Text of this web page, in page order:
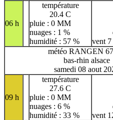
06 h
température
20.4 C
pluie : 0 MM
nuages : 1 %
humidité : 57 %
vent
météo RANGEN
bas-rhin alsace
samedi 08 aout
09 h
température
27.6 C
pluie : 0 MM
nuages : 6 %
humidité : 33 %
vent